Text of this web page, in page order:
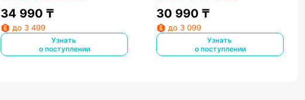
34 990 ₸
до 3 499
Узнать
о поступлении
30 990 ₸
до 3 099
Узнать
о поступлении